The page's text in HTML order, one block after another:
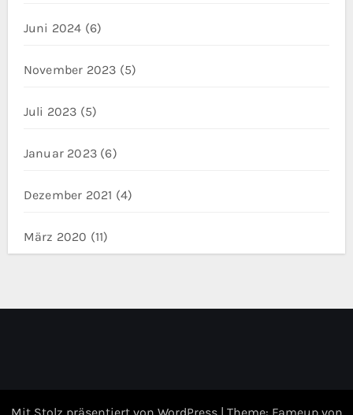
Juni 2024 (6)
November 2023 (5)
Juli 2023 (5)
Januar 2023(6)
Dezember 2021 (4)
März 2020 (11)
Mit Stolz präsentiert von WordPress | Theme: Fameup von